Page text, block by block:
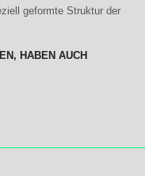
geformte Struktur der
HABEN AUCH